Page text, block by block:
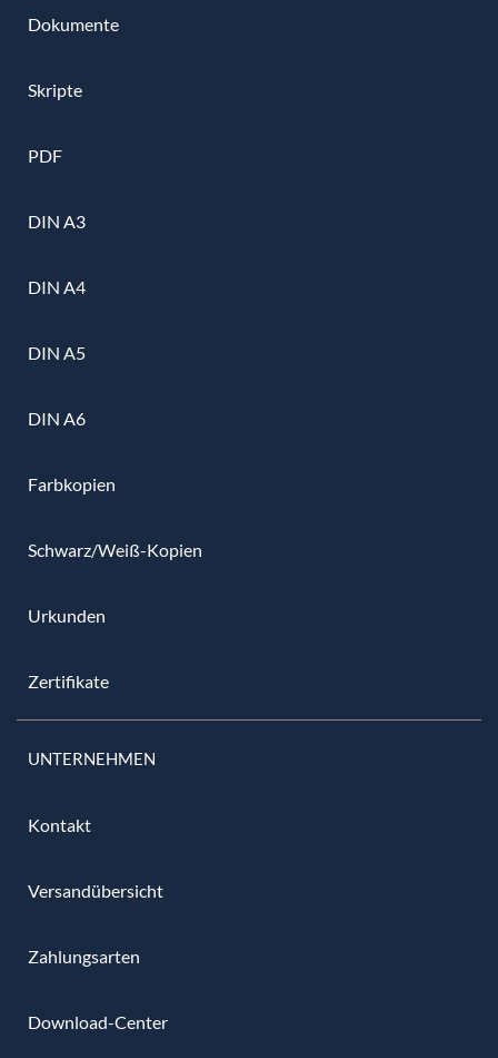
Dokumente
Skripte
PDF
DIN A3
DIN A4
DIN A5
DIN A6
Farbkopien
Schwarz/Weiß-Kopien
Urkunden
Zertifikate
UNTERNEHMEN
Kontakt
Versandübersicht
Zahlungsarten
Download-Center